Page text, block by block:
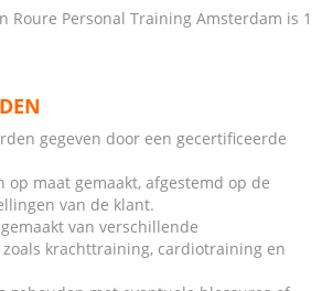
Roure Personal Training Amsterdam is 1
gegeven door een gecertificeerde
op maat gemaakt, afgestemd op de
van de klant.
van verschillende
krachttraining, cardiotraining en